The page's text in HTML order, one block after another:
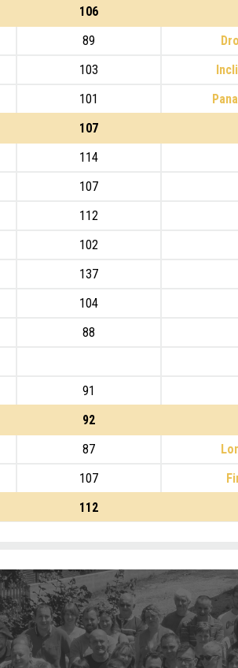
106
89
103
101
107
114
107
112
102
137
104
88
91
92
87
107
112